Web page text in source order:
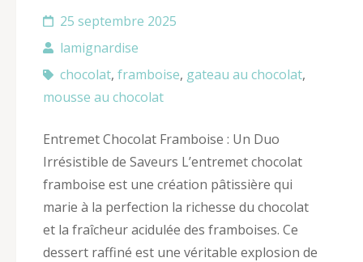
25 septembre 2025
lamignardise
chocolat, framboise, gateau au chocolat,
mousse au chocolat
Entremet Chocolat Framboise : Un Duo
Irrésistible de Saveurs L’entremet chocolat
framboise est une création pâtissière qui
marie à la perfection la richesse du chocolat
et la fraîcheur acidulée des framboises. Ce
dessert raffiné est une véritable explosion de